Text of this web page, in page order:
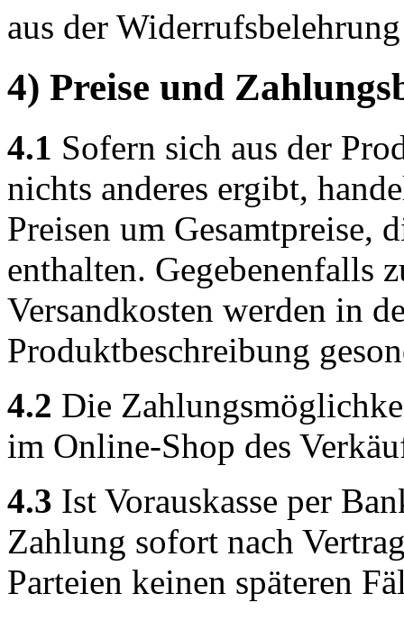
aus der
4) Preise und
4.1 Sofern sich aus der
nichts anderes ergibt,
Preisen um Gesamtpreise,
enthalten. Gegebenenfalls
Versandkosten werden in
Produktbeschreibung
4.2 Die
im Online-Shop des
4.3 Ist Vorauskasse per
Zahlung sofort nach
Parteien keinen späteren